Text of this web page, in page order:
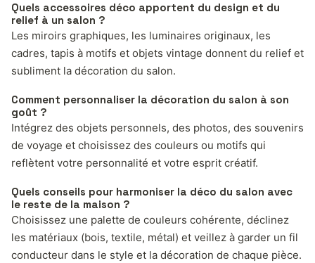
Quels accessoires déco apportent du design et du
relief à un salon ?
Les miroirs graphiques, les luminaires originaux, les
cadres, tapis à motifs et objets vintage donnent du relief et
subliment la décoration du salon.
Comment personnaliser la décoration du salon à son
goût ?
Intégrez des objets personnels, des photos, des souvenirs
de voyage et choisissez des couleurs ou motifs qui
reflètent votre personnalité et votre esprit créatif.
Quels conseils pour harmoniser la déco du salon avec
le reste de la maison ?
Choisissez une palette de couleurs cohérente, déclinez
les matériaux (bois, textile, métal) et veillez à garder un fil
conducteur dans le style et la décoration de chaque pièce.